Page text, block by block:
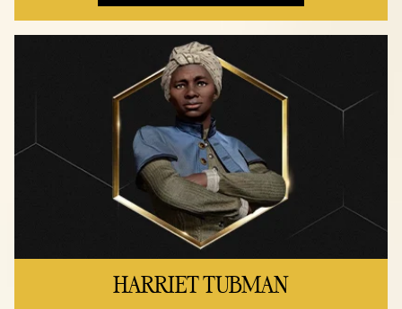
HARRIET TUBMAN